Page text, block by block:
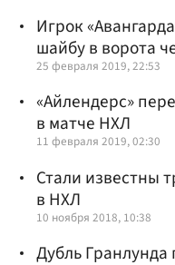
Игрок
шайбу в ворота
25 февраля 2019, 22:53
«Айлендерс»
в матче НХЛ
11 февраля 2019, 02:30
Стали известны
в НХЛ
10 ноября 2018, 10:38
Дубль